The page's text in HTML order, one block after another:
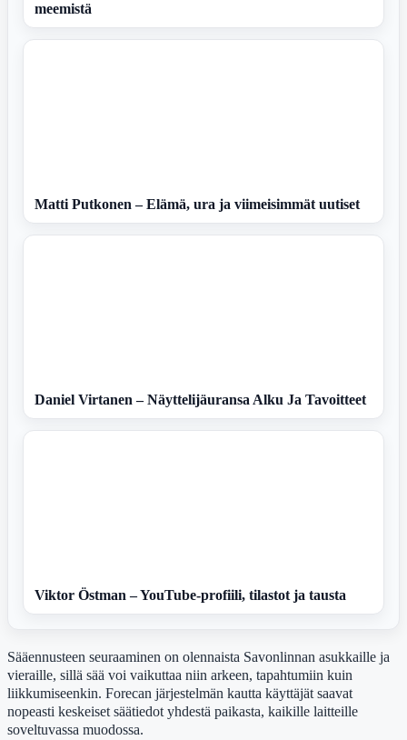
meemistä
Matti Putkonen – Elämä, ura ja viimeisimmät uutiset
Daniel Virtanen – Näyttelijäuransa Alku Ja Tavoitteet
Viktor Östman – YouTube-profiili, tilastot ja tausta
Sääennusteen seuraaminen on olennaista Savonlinnan asukkaille ja
vieraille, sillä sää voi vaikuttaa niin arkeen, tapahtumiin kuin
liikkumiseenkin. Forecan järjestelmän kautta käyttäjät saavat
nopeasti keskeiset säätiedot yhdestä paikasta, kaikille laitteille
soveltuvassa muodossa.